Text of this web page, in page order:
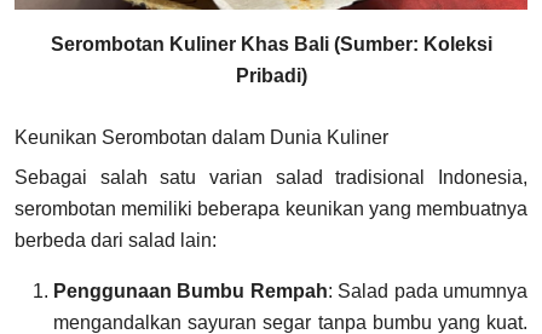
Serombotan Kuliner Khas Bali (Sumber: Koleksi
Pribadi)
Keunikan Serombotan dalam Dunia Kuliner
Sebagai salah satu varian salad tradisional Indonesia,
serombotan memiliki beberapa keunikan yang membuatnya
berbeda dari salad lain:
Penggunaan Bumbu Rempah: Salad pada umumnya
mengandalkan sayuran segar tanpa bumbu yang kuat.